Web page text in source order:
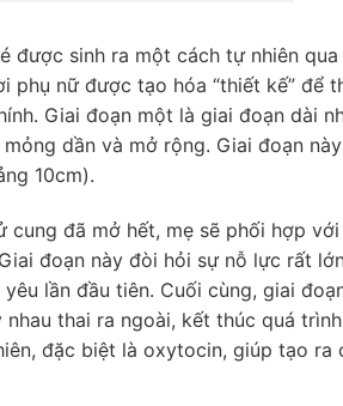
được sinh ra một cách tự nhiên
nữ được tạo hóa “thiết kế” để
Giai đoạn một là giai đoạn dài
dần và mở rộng. Giai đoạn
10cm).
cung đã mở hết, mẹ sẽ phối hợp
đoạn này đòi hỏi sự nỗ lực rất
lần đầu tiên. Cuối cùng, giai
thai ra ngoài, kết thúc quá
đặc biệt là oxytocin, giúp tạo ra